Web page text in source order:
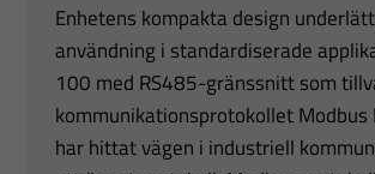
Enhetens kompakta design
användning i standardiserade
100 med RS485-gränssnitt som
kommunikationsprotokollet Modbus
har hittat vägen i industriell